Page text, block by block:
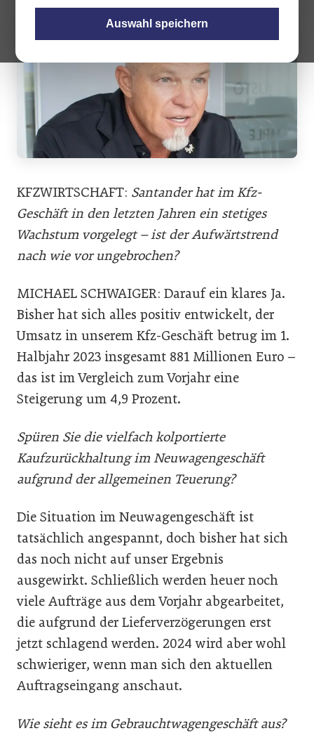
Auswahl speichern
KFZWIRTSCHAFT: Santander hat im Kfz-
Geschäft in den letzten Jahren ein stetiges
Wachstum vorgelegt – ist der Aufwärtstrend
nach wie vor ungebrochen?
MICHAEL SCHWAIGER: Darauf ein klares Ja.
Bisher hat sich alles positiv entwickelt, der
Umsatz in unserem Kfz-Geschäft betrug im 1.
Halbjahr 2023 insgesamt 881 Millionen Euro –
das ist im Vergleich zum Vorjahr eine
Steigerung um 4,9 Prozent.
Spüren Sie die vielfach kolportierte
Kaufzurückhaltung im Neuwagengeschäft
aufgrund der allgemeinen Teuerung?
Die Situation im Neuwagengeschäft ist
tatsächlich angespannt, doch bisher hat sich
das noch nicht auf unser Ergebnis
ausgewirkt. Schließlich werden heuer noch
viele Aufträge aus dem Vorjahr abgearbeitet,
die aufgrund der Lieferverzögerungen erst
jetzt schlagend werden. 2024 wird aber wohl
schwieriger, wenn man sich den aktuellen
Auftragseingang anschaut.
Wie sieht es im Gebrauchtwagengeschäft aus?